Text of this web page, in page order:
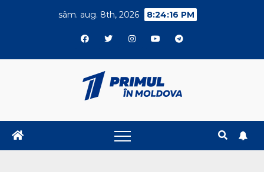
sâm. aug. 8th, 2026 8:24:16 PM